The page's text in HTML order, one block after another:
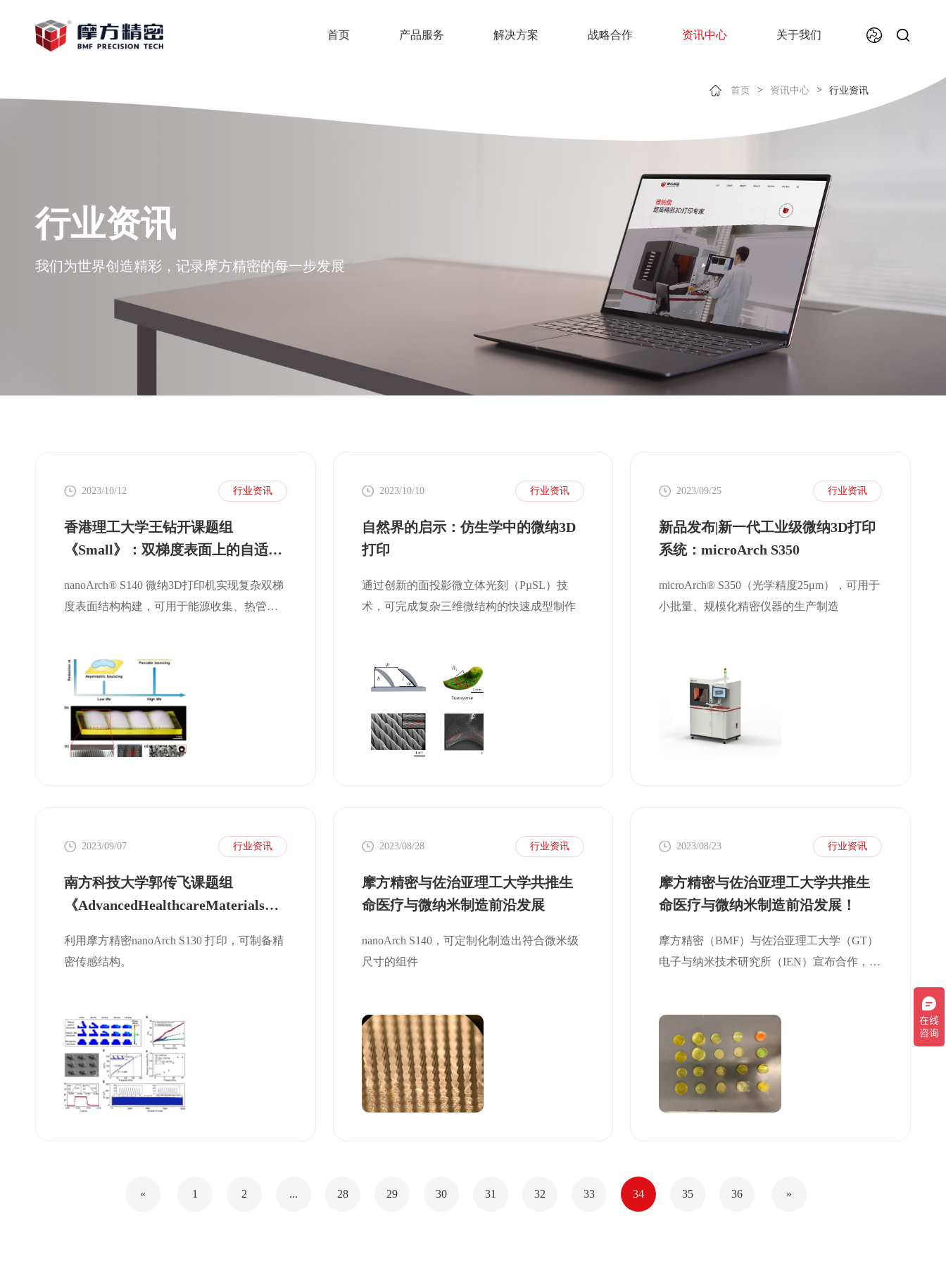
首页 产品服务 解决方案 战略合作 资讯中心 关于我们
首页 > 资讯中心 > 行业资讯
行业资讯
我们为世界创造精彩，记录摩方精密的每一步发展
2023/10/12 行业资讯
香港理工大学王钻开课题组
《Small》：双梯度表面上的自适应
nanoArch® S140 微纳3D打印机实现复杂双梯
度表面结构构建，可用于能源收集、热管
2023/10/10 行业资讯
自然界的启示：仿生学中的微纳3D
打印
通过创新的面投影微立体光刻（PµSL）技
术，可完成复杂三维微结构的快速成型制作
2023/09/25 行业资讯
新品发布|新一代工业级微纳3D打印
系统：microArch S350
microArch® S350（光学精度25μm），可用于
小批量、规模化精密仪器的生产制造
2023/09/07 行业资讯
南方科技大学郭传飞课题组
《AdvancedHealthcareMaterials》
动脉硬化中的应用
利用摩方精密nanoArch S130 打印，可制备精
密传感结构。
2023/08/28 行业资讯
摩方精密与佐治亚理工大学共推生
命医疗与微纳米制造前沿发展
nanoArch S140，可定制化制造出符合微米级
尺寸的组件
2023/08/23 行业资讯
摩方精密与佐治亚理工大学共推生
命医疗与微纳米制造前沿发展！
摩方精密（BMF）与佐治亚理工大学（GT）
电子与纳米技术研究所（IEN）宣布合作，为
« 1 2 ... 28 29 30 31 32 33 34 35 36 »